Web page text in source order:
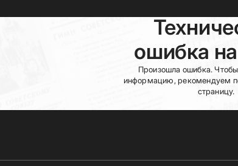
ошибка
Произошла ошибка.
информацию, рекомендуем
страницу.